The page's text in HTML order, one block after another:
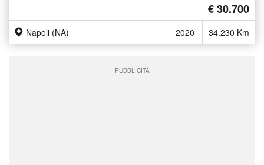
€ 30.700
Napoli (NA) 2020 34.230 Km
PUBBLICITÀ